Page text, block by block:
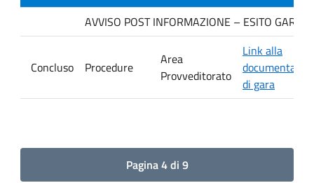
AVVISO POST INFORMAZIONE – ESITO GARA
Concluso Procedure
Area
Provveditorato
Link alla
di gara
Pagina 4 di 9